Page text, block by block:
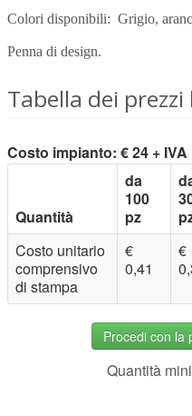
Colori disponibili: Grigio,
Penna di design.
Tabella dei prezzi
Costo impianto: € 24 + IVA
Quantità
da
100
pz
Costo unitario
comprensivo
di stampa
€
0,41
€
Procedi con la
Quantità